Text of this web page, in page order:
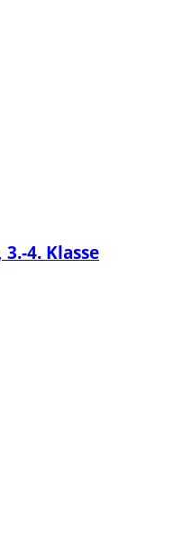
4. Klasse